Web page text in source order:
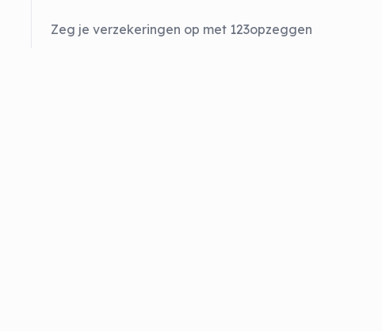
Zeg je verzekeringen op met 123opzeggen